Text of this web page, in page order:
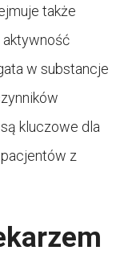
także
aktywność
w substancje
kluczowe dla
z